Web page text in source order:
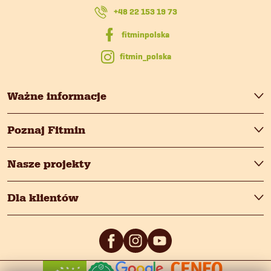
y
Ważne informacje
Poznaj Fitmin
Nasze projekty
Dla klientów
+48 22 153 19 73
fitmin_polska